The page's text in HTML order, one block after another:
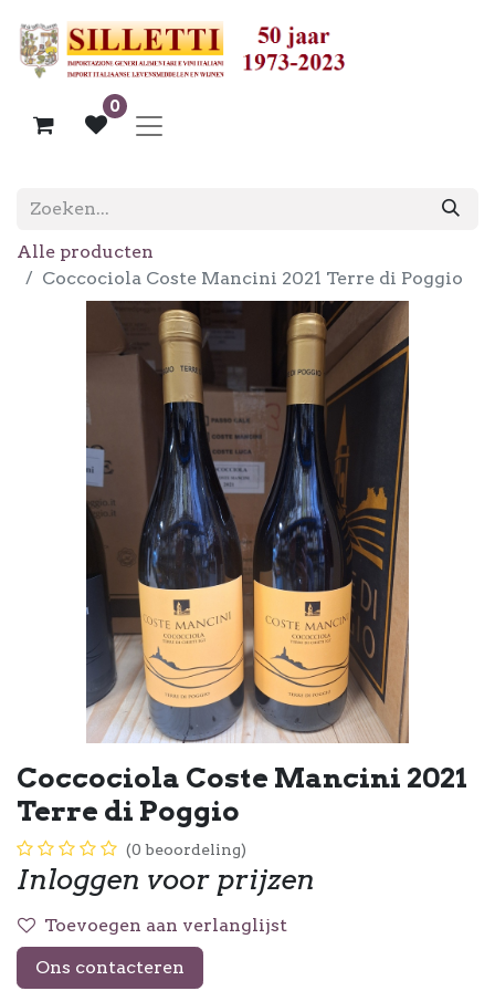
0
Alle producten
Coccociola Coste Mancini 2021 Terre di Poggio
Coccociola Coste Mancini 2021
Terre di Poggio
(0 beoordeling)
Inloggen voor prijzen
Toevoegen aan verlanglijst
Ons contacteren